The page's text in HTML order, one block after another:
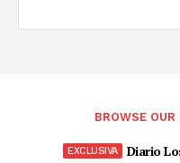
BROWSE
Diario